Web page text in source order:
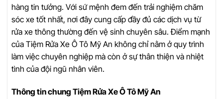
hàng tin tưởng. Với sứ mệnh đem đến trải nghiệm chăm
sóc xe tốt nhất, nơi đây cung cấp đầy đủ các dịch vụ từ
rửa xe thông thường đến vệ sinh chuyên sâu. Điểm mạnh
của Tiệm Rửa Xe Ô Tô Mỹ An không chỉ nằm ở quy trình
làm việc chuyên nghiệp mà còn ở sự thân thiện và nhiệt
tình của đội ngũ nhân viên.
Thông tin chung Tiệm Rửa Xe Ô Tô Mỹ An